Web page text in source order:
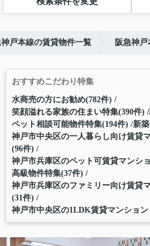
戸本線の賃貸物件一覧 阪急神
おすすめこだわり特集
水商売の方にお勧め(782件)
笑顔溢れる家族の住まい特集(390件)
ペット相談可能物件特集(194件) 新
神戸市中央区の一人暮らし向け賃貸
(96件)
神戸市兵庫区のペット可賃貸マンシ
高級物件特集(37件)
神戸市兵庫区のファミリー向け賃貸
(31件)
神戸市中央区の1LDK賃貸マンショ